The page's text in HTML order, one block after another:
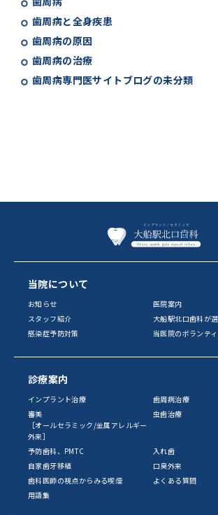
歯周病と全身疾患
歯周病の原因
歯周病の治療
歯周病専門医サイトブログの未分類
当院について
お知らせ
医院案内
スタッフ紹介
大船駅北口歯科が
感染症予防対策
当医院のボランテ
診療案内
インプラント治療
歯周病治療
審美
［オールセラミック/金属アレルギー
外来］
虫歯治療
予防歯科、PMTC
入れ歯
自家歯牙移植
口臭外来
歯科医師の視点からみる喫煙
よくある質問
用語集